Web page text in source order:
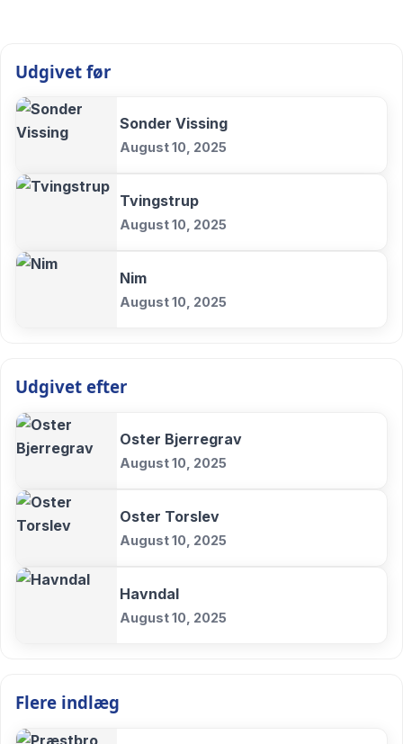
Udgivet før
Sonder Vissing
August 10, 2025
Tvingstrup
August 10, 2025
Nim
August 10, 2025
Udgivet efter
Oster Bjerregrav
August 10, 2025
Oster Torslev
August 10, 2025
Havndal
August 10, 2025
Flere indlæg